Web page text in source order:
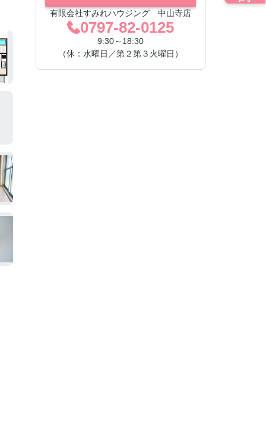
有限会社すみれハウジング 中山寺店
0797-82-0125
9:30～18:30
（休：水曜日／第２第３火曜日）